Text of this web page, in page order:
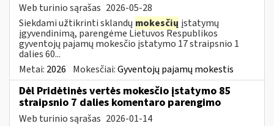
Web turinio sąrašas 2026-05-28
Siekdami užtikrinti sklandų mokesčių įstatymų
įgyvendinimą, parengėme Lietuvos Respublikos
gyventojų pajamų mokesčio įstatymo 17 straipsnio 1
dalies 60...
Metai: 2026 Mokesčiai:Gyventojų pajamų mokestis
Dėl Pridėtinės vertės mokesčio įstatymo 85
straipsnio 7 dalies komentaro parengimo
Web turinio sąrašas 2026-01-14